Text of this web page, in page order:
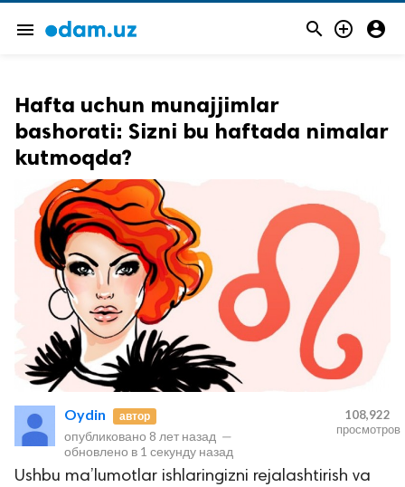
menu   
Hafta uchun munajjimlar
bashorati: Sizni bu haftada nimalar
kutmoqda?
Oydin автор
опубликовано 8 лет назад —
обновлено в 1 секунду назад
108,922
просмотров
Ushbu ma’lumotlar ishlaringizni rejalashtirish va